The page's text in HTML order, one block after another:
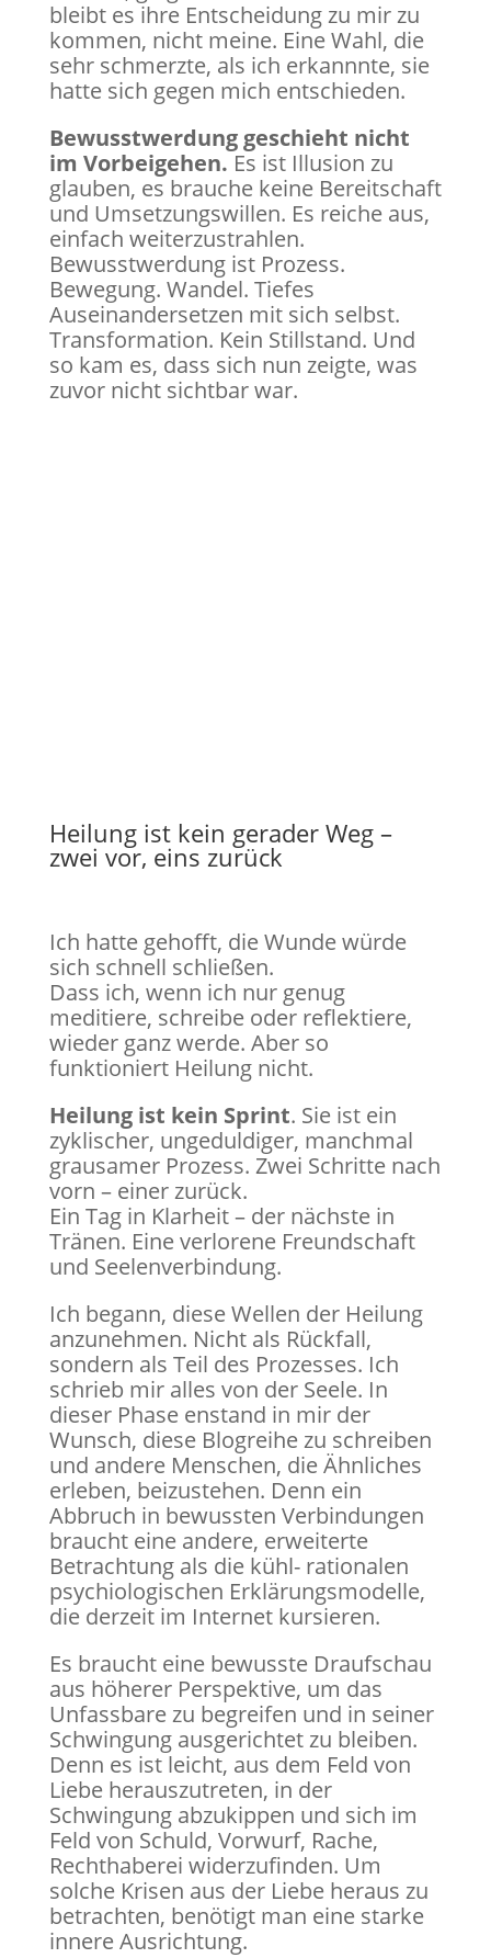
bleibt es ihre Entscheidung zu mir zu
kommen, nicht meine. Eine Wahl, die
sehr schmerzte, als ich erkannnte, sie
hatte sich gegen mich entschieden.
Bewusstwerdung geschieht nicht
im Vorbeigehen. Es ist Illusion zu
glauben, es brauche keine Bereitschaft
und Umsetzungswillen. Es reiche aus,
einfach weiterzustrahlen.
Bewusstwerdung ist Prozess.
Bewegung. Wandel. Tiefes
Auseinandersetzen mit sich selbst.
Transformation. Kein Stillstand. Und
so kam es, dass sich nun zeigte, was
zuvor nicht sichtbar war.
Heilung ist kein gerader Weg –
zwei vor, eins zurück
Ich hatte gehofft, die Wunde würde
sich schnell schließen.
Dass ich, wenn ich nur genug
meditiere, schreibe oder reflektiere,
wieder ganz werde. Aber so
funktioniert Heilung nicht.
Heilung ist kein Sprint. Sie ist ein
zyklischer, ungeduldiger, manchmal
grausamer Prozess. Zwei Schritte nach
vorn – einer zurück.
Ein Tag in Klarheit – der nächste in
Tränen. Eine verlorene Freundschaft
und Seelenverbindung.
Ich begann, diese Wellen der Heilung
anzunehmen. Nicht als Rückfall,
sondern als Teil des Prozesses. Ich
schrieb mir alles von der Seele. In
dieser Phase enstand in mir der
Wunsch, diese Blogreihe zu schreiben
und andere Menschen, die Ähnliches
erleben, beizustehen. Denn ein
Abbruch in bewussten Verbindungen
braucht eine andere, erweiterte
Betrachtung als die kühl- rationalen
psychiologischen Erklärungsmodelle,
die derzeit im Internet kursieren.
Es braucht eine bewusste Draufschau
aus höherer Perspektive, um das
Unfassbare zu begreifen und in seiner
Schwingung ausgerichtet zu bleiben.
Denn es ist leicht, aus dem Feld von
Liebe herauszutreten, in der
Schwingung abzukippen und sich im
Feld von Schuld, Vorwurf, Rache,
Rechthaberei widerzufinden. Um
solche Krisen aus der Liebe heraus zu
betrachten, benötigt man eine starke
innere Ausrichtung.